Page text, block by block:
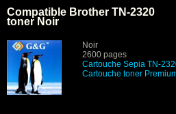
Compatible Brother TN-2320
toner Noir
Noir
2600 pages
Cartouche Sepia TN-
Cartouche toner